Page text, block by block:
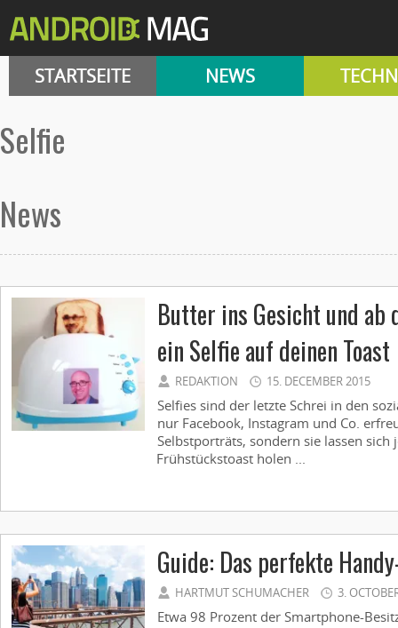
STARTSEITE NEWS
selfie
News
Butter ins Gesicht und ab
ein Selfie auf deinen Toast
REDAKTION 15. DECEMBER 2015
Selfies sind der letzte Schrei in den
nur Facebook, Instagram und Co.
Selbstporträts, sondern sie lassen sich
Frühstückstoast holen ...
Guide: Das perfekte
HARTMUT SCHUMACHER 3.
Etwa 98 Prozent der Smartphone-